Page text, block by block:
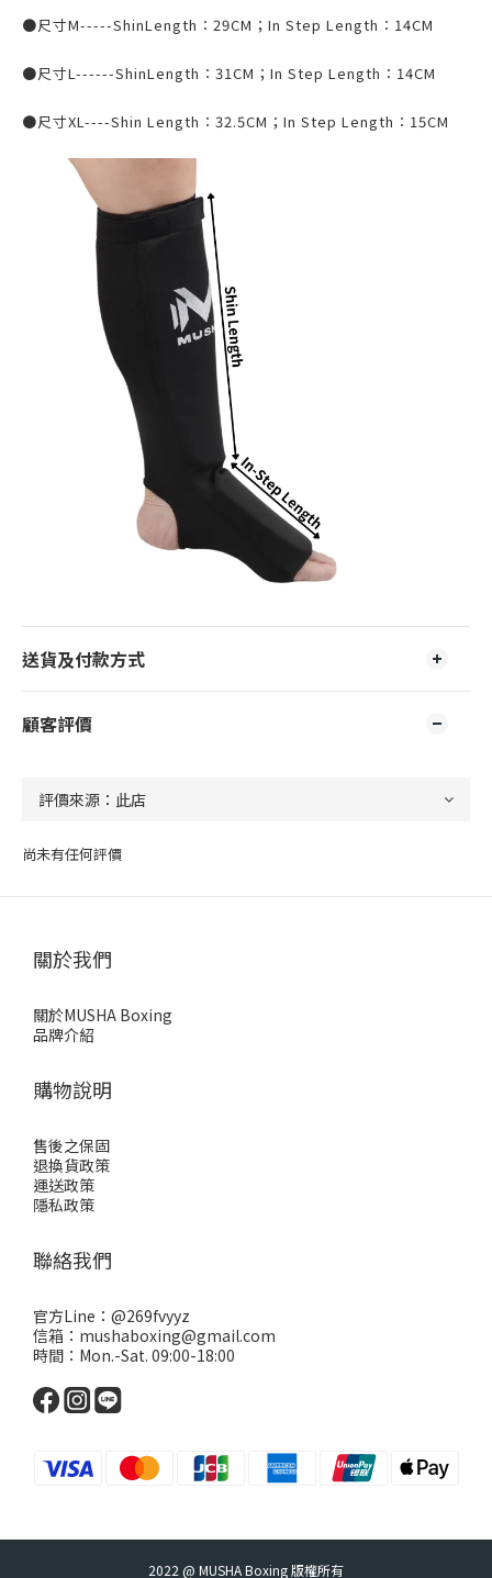
●尺寸M-----ShinLength ： 29CM ； In Step Length ： 14CM
●尺寸L------ShinLength ： 31CM ； In Step Length ： 14CM
●尺寸XL----Shin Length ： 32.5CM ； In Step Length ： 15CM
送貨及付款方式
顧客評價
尚未有任何評價
關於我們
關於MUSHA Boxing
品牌介紹
購物說明
售後之保固
退換貨政策
運送政策
隱私政策
聯絡我們
官方Line： @269fvyyz
信箱：mushaboxing@gmail.com
時間：Mon.-Sat. 09:00-18:00
2022 @ MUSHA Boxing 版權所有